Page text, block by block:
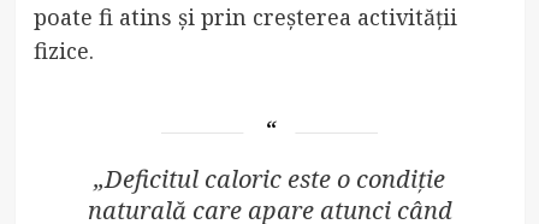
poate fi atins și prin creșterea activității
fizice.
„Deficitul caloric este o condiție
naturală care apare atunci când